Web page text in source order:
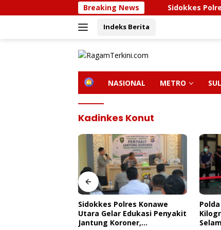
ke
Breaking NewsSidokkes Polres
Indeks Berita
H
NASIONAL METRO
Kadinkes Konut
Polda Sultra Musnahkan 5,4
Kilogram Narkotika,
Selamatkan Ribuan Jiwa Dari